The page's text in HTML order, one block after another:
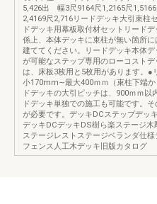
5,426出 幅3尺9164尺1,2165尺1,5166
2,4169尺2,716リードデッキ大引束柱
ドデッキ用幕板取付材セットリード
係上、本体デッキに束柱が無い箇所
建ててください。リードデッキ本体
が可能なステップ専用のローコスト
は、床板3枚用と5枚用があります。●
小170mm∼最大400ｍｍ（束柱下端
ドデッキの大引ピッチは、900ｍｍ以
ドデッキ単独での施工も可能です。
が必要です。デッキDCステップデッ
デッキDCデッキDS樹ら楽ステージ木
ステージレストステージベランダ仕
フェンス人工木デッキ旧版カタログ